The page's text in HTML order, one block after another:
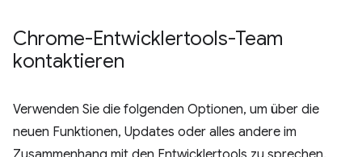
Chrome-Entwicklertools-Team
kontaktieren
Verwenden Sie die folgenden Optionen, um über die
neuen Funktionen, Updates oder alles andere im